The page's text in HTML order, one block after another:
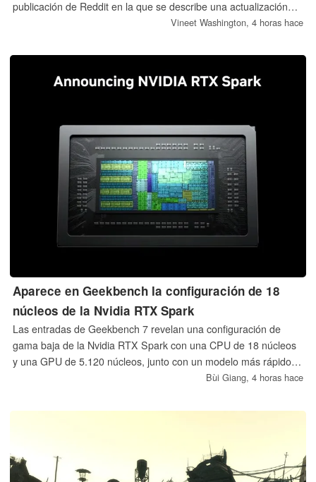
publicación de Reddit en la que se describe una actualización
gratuita a la RTX 5090. Sin embargo, el usuario tuvo que pasar
ocurriera.
Vineet Washington, 4 horas hace
Aparece en Geekbench la configuración de 18
núcleos de la Nvidia RTX Spark
Las entradas de Geekbench 7 revelan una configuración de
gama baja de la Nvidia RTX Spark con una CPU de 18 núcleos
y una GPU de 5.120 núcleos, junto con un modelo más rápido
de 20 núcleos y 6.144 núcleos. Ambos parecen ser prototipos
finales para la venta al público aún no se han confirmado.
Bùi Giang, 4 horas hace